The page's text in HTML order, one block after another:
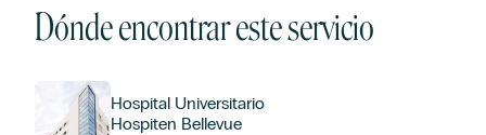
Dónde encontrar este servicio
Hospital Universitario
Hospiten Bellevue